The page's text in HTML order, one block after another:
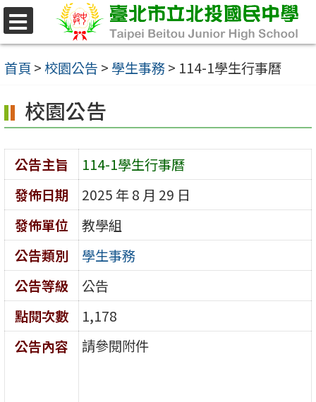
跳
至
主
內
容
區
首頁 >校園公告 > 學生事務> 114-1學生行事曆
校園公告
公告主旨
114-1學生行事曆
發佈日期
2025 年 8 月 29 日
發佈單位
教學組
公告類別
學生事務
公告等級
公告
點閱次數
1,178
公告內容
請參閱附件
選
單